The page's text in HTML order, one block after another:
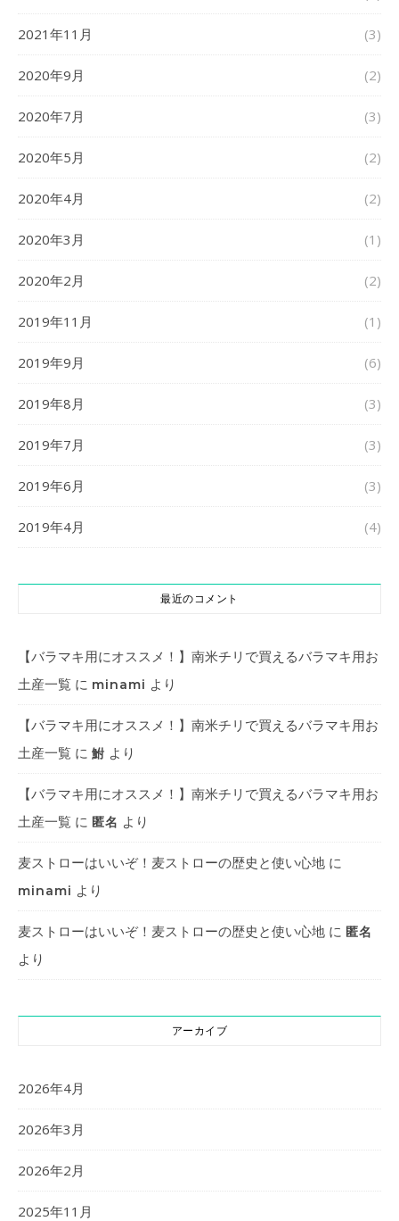
2021年11月 (3)
2020年9月 (2)
2020年7月 (3)
2020年5月 (2)
2020年4月 (2)
2020年3月 (1)
2020年2月 (2)
2019年11月 (1)
2019年9月 (6)
2019年8月 (3)
2019年7月 (3)
2019年6月 (3)
2019年4月 (4)
最近のコメント
【バラマキ用にオススメ！】南米チリで買えるバラマキ用お
土産一覧 に minami より
【バラマキ用にオススメ！】南米チリで買えるバラマキ用お
土産一覧 に 鮒 より
【バラマキ用にオススメ！】南米チリで買えるバラマキ用お
土産一覧 に 匿名 より
麦ストローはいいぞ！麦ストローの歴史と使い心地 に
minami より
麦ストローはいいぞ！麦ストローの歴史と使い心地 に 匿名
より
アーカイブ
2026年4月
2026年3月
2026年2月
2025年11月